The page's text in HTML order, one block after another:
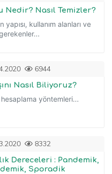
Nedir? Nasıl Temizler?
yapısı, kullanım alanları ve
6944
Nasıl Biliyoruz?
hesaplama yöntemleri...
8332
Dereceleri : Pandemik,
Sporadik